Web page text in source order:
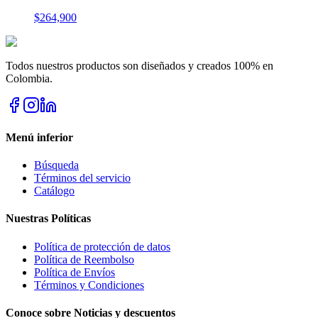
$264,900
Todos nuestros productos son diseñados y creados 100% en
Colombia.
Menú inferior
Búsqueda
Términos del servicio
Catálogo
Nuestras Políticas
Política de protección de datos
Política de Reembolso
Política de Envíos
Términos y Condiciones
Conoce sobre Noticias y descuentos